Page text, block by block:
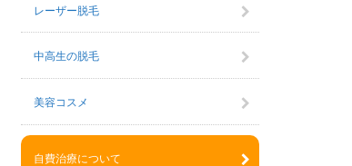
レーザー脱毛
中高生の脱毛
美容コスメ
自費治療について